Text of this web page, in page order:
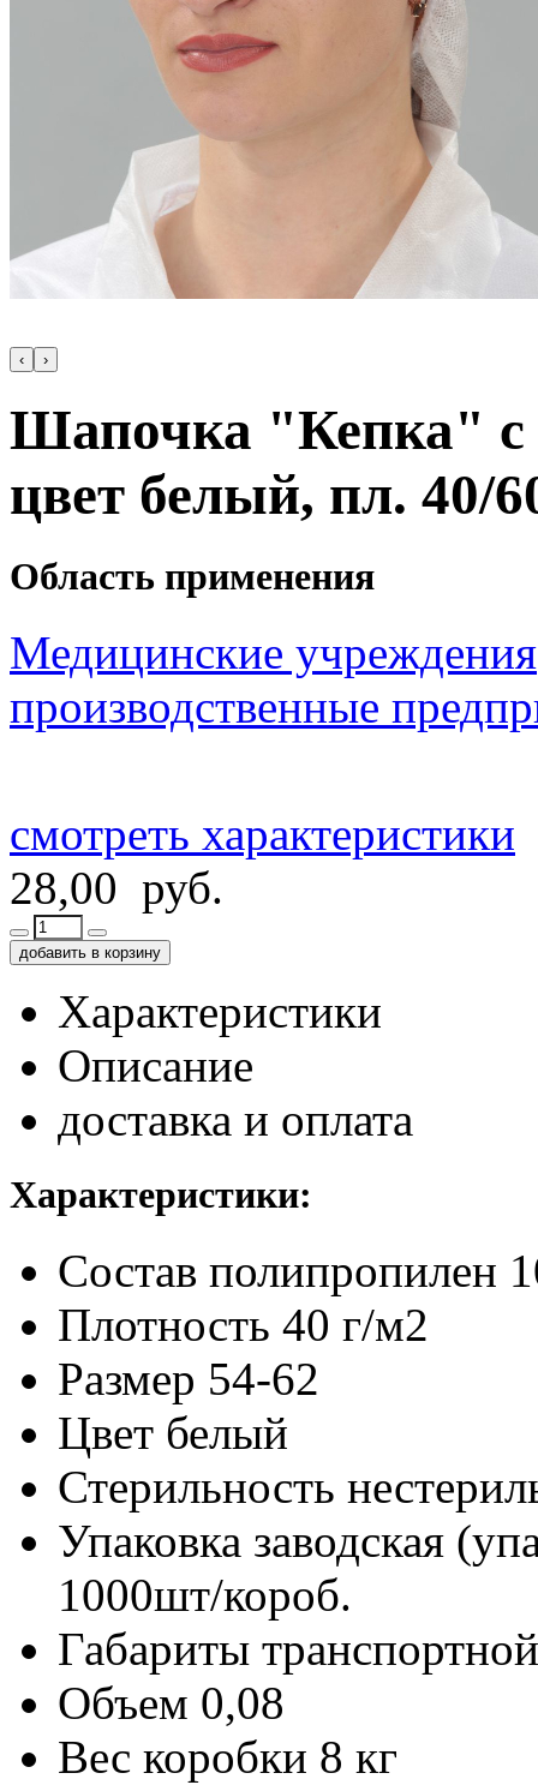
‹ ›
Шапочка "Кепка" с
цвет белый, пл. 40/
Область применения
Медицинские учреждения
производственные
смотреть характеристики
28,00 руб.
добавить в корзину
Характеристики
Описание
доставка и оплата
Характеристики:
Состав полипропилен
Плотность 40 г/м2
Размер 54-62
Цвет белый
Стерильность
Упаковка заводская
1000шт/короб.
Габариты
Объем 0,08
Вес коробки 8 кг